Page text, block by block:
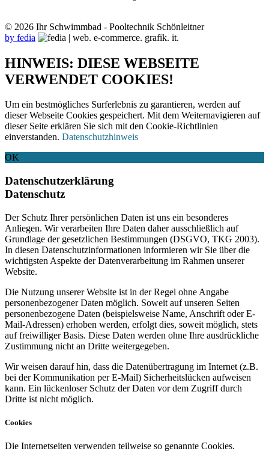
© 2026 Ihr Schwimmbad - Pooltechnik Schönleitner
by fedia
HINWEIS: DIESE WEBSEITE
VERWENDET COOKIES!
Um ein bestmögliches Surferlebnis zu garantieren, werden auf
dieser Webseite Cookies gespeichert. Mit dem Weiternavigieren auf
dieser Seite erklären Sie sich mit den Cookie-Richtlinien
einverstanden. Datenschutzhinweis
OK
Datenschutzerklärung
Datenschutz
Der Schutz Ihrer persönlichen Daten ist uns ein besonderes
Anliegen. Wir verarbeiten Ihre Daten daher ausschließlich auf
Grundlage der gesetzlichen Bestimmungen (DSGVO, TKG 2003).
In diesen Datenschutzinformationen informieren wir Sie über die
wichtigsten Aspekte der Datenverarbeitung im Rahmen unserer
Website.
Die Nutzung unserer Website ist in der Regel ohne Angabe
personenbezogener Daten möglich. Soweit auf unseren Seiten
personenbezogene Daten (beispielsweise Name, Anschrift oder E-
Mail-Adressen) erhoben werden, erfolgt dies, soweit möglich, stets
auf freiwilliger Basis. Diese Daten werden ohne Ihre ausdrückliche
Zustimmung nicht an Dritte weitergegeben.
Wir weisen darauf hin, dass die Datenübertragung im Internet (z.B.
bei der Kommunikation per E-Mail) Sicherheitslücken aufweisen
kann. Ein lückenloser Schutz der Daten vor dem Zugriff durch
Dritte ist nicht möglich.
Cookies
Die Internetseiten verwenden teilweise so genannte Cookies.